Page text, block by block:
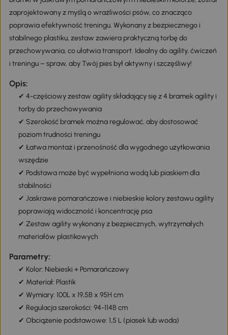
zaprojektowany z myślą o wrażliwości psów, co znacząco
poprawia efektywność treningu. Wykonany z bezpiecznego i
stabilnego plastiku, zestaw zawiera praktyczną torbę do
przechowywania, co ułatwia transport. Idealny do agility, ćwiczeń
i treningu – spraw, aby Twój pies był aktywny i szczęśliwy!
Opis:
✔ 4-częściowy zestaw agility składający się z 4 bramek agility i
torby do przechowywania
✔ Szerokość bramek można regulować, aby dostosować
poziom trudności treningu
✔ Łatwa montaż i przenośność dla wygodnego użytkowania
wszędzie
✔ Podstawa może być wypełniona wodą lub piaskiem dla
stabilności
✔ Jaskrawe pomarańczowe i niebieskie kolory zestawu agility
poprawiają widoczność i koncentrację psa
✔ Zestaw agility wykonany z bezpiecznych, wytrzymałych
materiałów plastikowych
Parametry:
✔ Kolor: Niebieski + Pomarańczowy
✔ Materiał: Plastik
✔ Wymiary: 100L x 19,5B x 95H cm
✔ Regulacja szerokości: 94-114B cm
✔ Obciążenie podstawowe: 1,5 L (piasek lub woda)